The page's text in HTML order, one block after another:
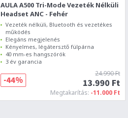
AULA A500 Tri-Mode Vezeték Nélküli
Headset ANC - Fehér
Vezeték nélküli, Bluetooth és vezetékes
működés
Elegáns megjelenés
Kényelmes, légátersztő fülpárna
40 mm-es hangszórók
3 év garancia
24.990 Ft
13.990 Ft
Megtakarítás: -11.000 Ft
-44%